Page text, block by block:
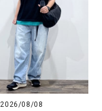
2026/08/08